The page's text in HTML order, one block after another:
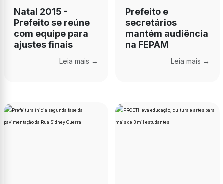
Natal 2015 -
Prefeito se reúne
com equipe para
ajustes finais
Leia mais →
Prefeito e
secretários
mantém audiência
na FEPAM
Leia mais →